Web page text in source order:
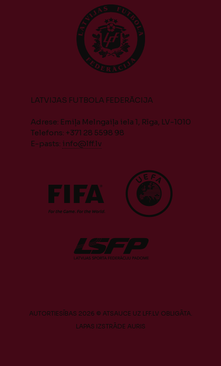
LATVIJAS FUTBOLA FEDERĀCIJA
Adrese: Emiļa Melngaiļa iela 1, Rīga, LV-1010
Telefons: +371 28 5598 98
E-pasts: info@lff.lv
AUTORTIESĪBAS 2026 © ATSAUCE UZ LFF.LV OBLIGĀTA.
LAPAS IZSTRĀDE AURIS